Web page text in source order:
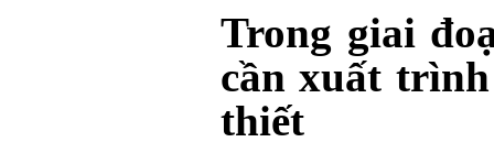
Trong giai
cần xuất
thiết